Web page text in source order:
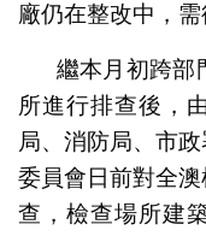
廠仍在整改中，需
繼本月初跨部
所進行排查後，
局、消防局、市
委員會日前對全
查，檢查場所建